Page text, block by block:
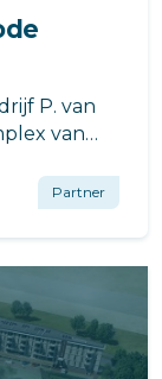
P. van
van
het dak
Partner